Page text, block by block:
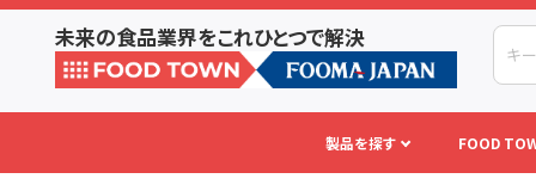
未来の食品業界をこれひとつで解決
製品を探す FOOD